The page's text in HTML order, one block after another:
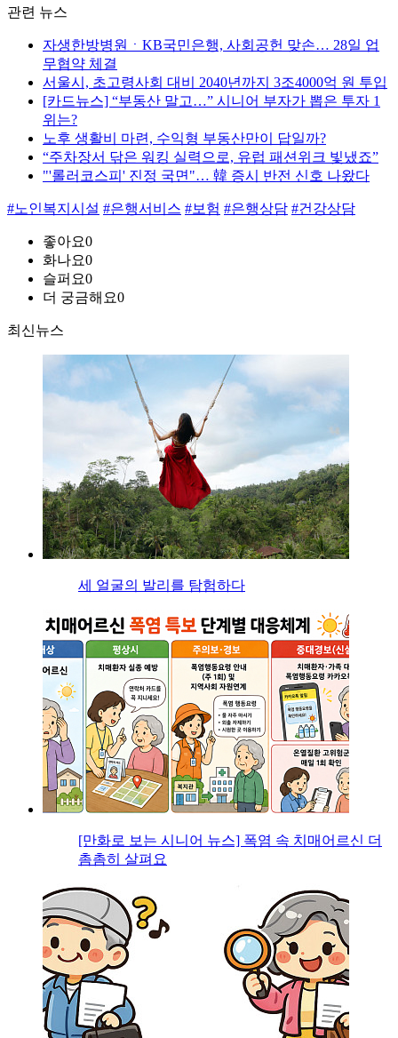
관련 뉴스
자생한방병원ㆍKB국민은행, 사회공헌 맞손… 28일 업
무협약 체결
서울시, 초고령사회 대비 2040년까지 3조4000억 원 투입
[카드뉴스] “부동산 말고…” 시니어 부자가 뽑은 투자 1
위는?
노후 생활비 마련, 수익형 부동산만이 답일까?
“주차장서 닦은 워킹 실력으로, 유럽 패션위크 빛냈죠”
"'롤러코스피' 진정 국면"… 韓 증시 반전 신호 나왔다
#노인복지시설 #은행서비스 #보험 #은행상담 #건강상담
좋아요0
화나요0
슬퍼요0
더 궁금해요0
최신뉴스
세 얼굴의 발리를 탐험하다
[만화로 보는 시니어 뉴스] 폭염 속 치매어르신 더
촘촘히 살펴요